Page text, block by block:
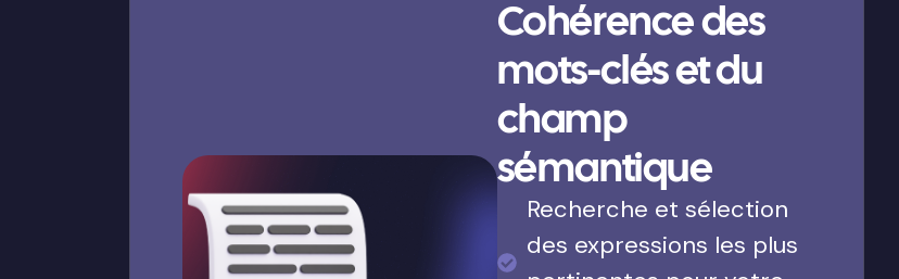
Cohérence des
mots-clés et du
champ
sémantique
Recherche et sélection
des expressions les plus